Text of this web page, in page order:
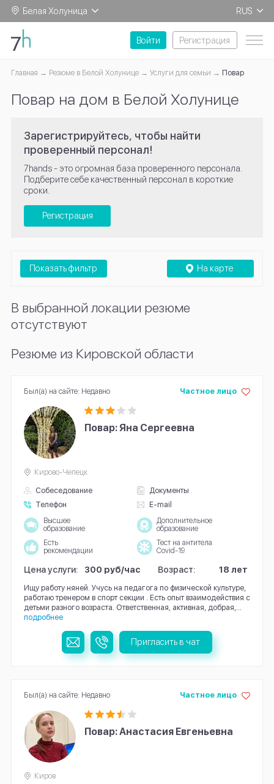
Белая Холуница
RUS
EN
Войти
Регистрация
Главная Резюме в Белой Холунице Услуги для семьи Повар
Повар на дом в Белой Холунице
Зарегистрируйтесь, чтобы найти
проверенный персонал!
7hands - это огромная база проверенного персонала.
Подберите себе качественный персонал в короткие
сроки.
Регистрация
На карте
Показать фильтр
В выбранной локации резюме
отсутствуют
Резюме из Кировской области
Повар: Яна Сергеевна
Собеседование
Документы
Телефон
E-mail
Частное лицо
Кирово-Чепецк
Высшее
образование
Дополнительное
образование
Есть
рекомендации
Тест на антитела
Covid-19
Цена услуги: 300 руб/час Возраст: 18 лет
Ищу работу няней. Учусь на педагога по физической культуре,
работаю тренером в спорт секции . Есть опыт взаимодействия с
детьми разного возраста. Ответственная, активная, добрая,...
подробнее
Был(а) на сайте: Недавно
Пригласить в чат
Повар: Анастасия Евгеньевна
Частное лицо
Киров
Был(а) на сайте: Недавно